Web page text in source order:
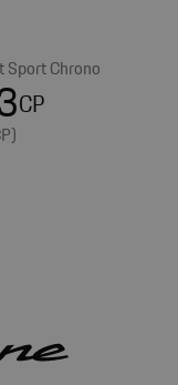
Sport Chrono
CP